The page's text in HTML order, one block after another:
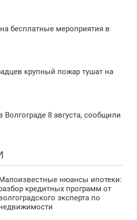
бесплатные мероприятия в
крупный пожар тушат на
Волгограде 8 августа, сообщили
нюансы ипотеки:
кредитных программ от
эксперта по